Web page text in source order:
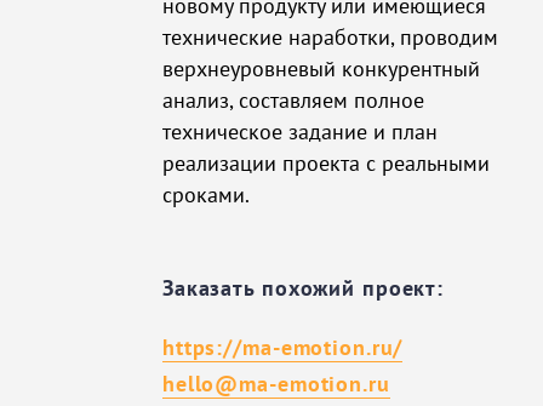
технические наработки, проводим
верхнеуровневый конкурентный
анализ, составляем полное
техническое задание и план
реализации проекта с реальными
сроками.
Заказать похожий проект:
https://ma-emotion.ru/
hello@ma-emotion.ru